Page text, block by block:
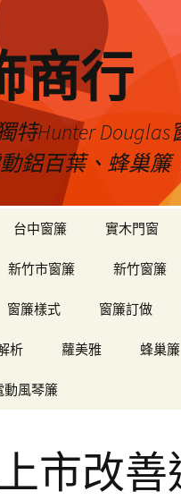
商行
Hunter
鋁百葉、蜂巢
台中窗簾 實木門窗
新竹市窗簾 新竹窗簾
窗簾樣式 窗簾訂做
析 蘿美雅 蜂巢簾
動風琴簾
市改善